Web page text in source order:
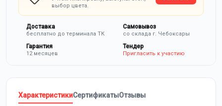
выбор цвета.
Доставка
бесплатно до терминала ТК
Самовывоз
со склада г. Чебоксары
Гарантия
12 месяцев
Тендер
Пригласить к участию
ХарактеристикиСертификатыОтзывы